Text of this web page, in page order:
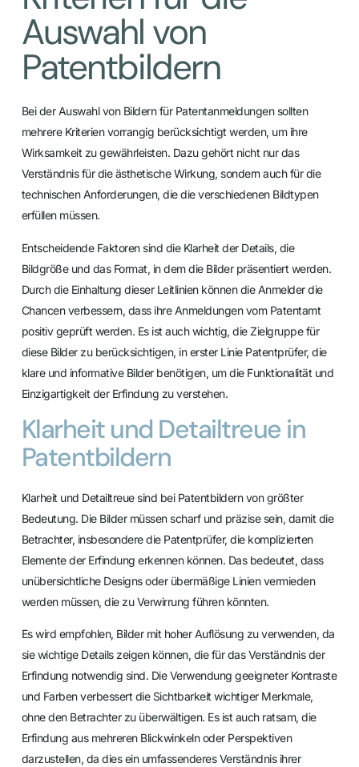
Auswahl von
Patentbildern
Bei der Auswahl von Bildern für Patentanmeldungen sollten
mehrere Kriterien vorrangig berücksichtigt werden, um ihre
Wirksamkeit zu gewährleisten. Dazu gehört nicht nur das
Verständnis für die ästhetische Wirkung, sondern auch für die
technischen Anforderungen, die die verschiedenen Bildtypen
erfüllen müssen.
Entscheidende Faktoren sind die Klarheit der Details, die
Bildgröße und das Format, in dem die Bilder präsentiert werden.
Durch die Einhaltung dieser Leitlinien können die Anmelder die
Chancen verbessern, dass ihre Anmeldungen vom Patentamt
positiv geprüft werden. Es ist auch wichtig, die Zielgruppe für
diese Bilder zu berücksichtigen, in erster Linie Patentprüfer, die
klare und informative Bilder benötigen, um die Funktionalität und
Einzigartigkeit der Erfindung zu verstehen.
Klarheit und Detailtreue in
Patentbildern
Klarheit und Detailtreue sind bei Patentbildern von größter
Bedeutung. Die Bilder müssen scharf und präzise sein, damit die
Betrachter, insbesondere die Patentprüfer, die komplizierten
Elemente der Erfindung erkennen können. Das bedeutet, dass
unübersichtliche Designs oder übermäßige Linien vermieden
werden müssen, die zu Verwirrung führen könnten.
Es wird empfohlen, Bilder mit hoher Auflösung zu verwenden, da
sie wichtige Details zeigen können, die für das Verständnis der
Erfindung notwendig sind. Die Verwendung geeigneter Kontraste
und Farben verbessert die Sichtbarkeit wichtiger Merkmale,
ohne den Betrachter zu überwältigen. Es ist auch ratsam, die
Erfindung aus mehreren Blickwinkeln oder Perspektiven
darzustellen, da dies ein umfassenderes Verständnis ihrer